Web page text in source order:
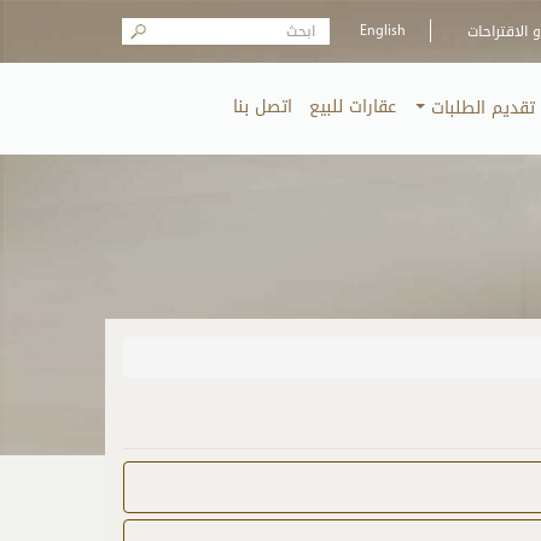
Search form English
تقديم الطلبات عقارات للبيع اتصل بنا